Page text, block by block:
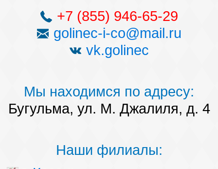
+7 (855) 946-65-29
golinec-i-co@mail.ru
vk.golinec
Мы находимся по адресу:
Бугульма, ул. М. Джалиля, д. 4
Наши филиалы: